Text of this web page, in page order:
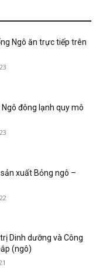
Ngô ăn trực tiếp trên
đông lạnh quy mô
xuất Bỏng ngô –
Dinh dưỡng và Công
(ngô)